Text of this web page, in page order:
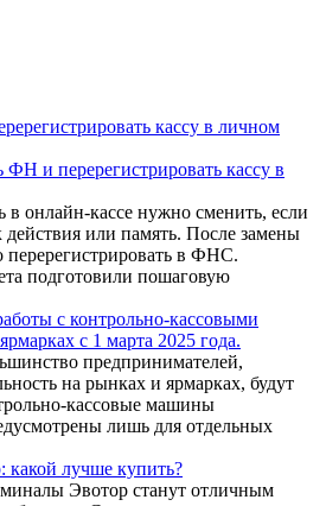
ФН и перерегистрировать кассу в
онлайн-кассе нужно сменить, если
действия или память. После замены
перерегистрировать в ФНС.
подготовили пошаговую
с контрольно-кассовыми
с 1 марта 2025 года.
предпринимателей,
на рынках и ярмарках, будут
кассовые машины
лишь для отдельных
какой лучше купить?
Эвотор станут отличным